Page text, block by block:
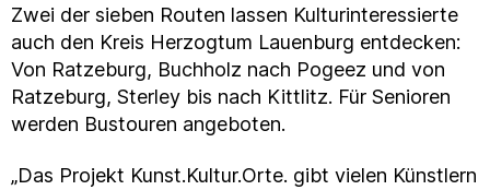
Zwei der sieben Routen lassen Kulturinteressierte
auch den Kreis Herzogtum Lauenburg entdecken:
Von Ratzeburg, Buchholz nach Pogeez und von
Ratzeburg, Sterley bis nach Kittlitz. Für Senioren
werden Bustouren angeboten.
„Das Projekt Kunst.Kultur.Orte. gibt vielen Künstlern